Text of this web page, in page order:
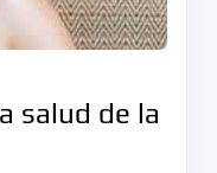
salud de la